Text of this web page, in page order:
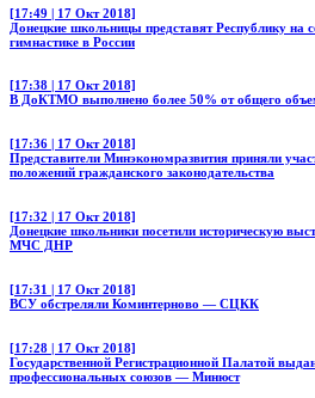
[17:49 | 17 Окт 2018]
Донецкие школьницы представят Республику на
гимнастике в России
[17:38 | 17 Окт 2018]
В ДоКТМО выполнено более 50% от общего
[17:36 | 17 Окт 2018]
Представители Минэкономразвития приняли
положений гражданского законодательства
[17:32 | 17 Окт 2018]
Донецкие школьники посетили историческую
МЧС ДНР
[17:31 | 17 Окт 2018]
ВСУ обстреляли Коминтерново — СЦКК
[17:28 | 17 Окт 2018]
Государственной Регистрационной Палатой
профессиональных союзов — Минюст